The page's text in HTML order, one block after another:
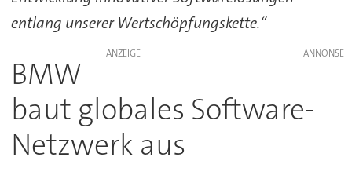
entlang unserer Wertschöpfungskette.“
ANZEIGE
BMW
baut globales Software-
Netzwerk aus